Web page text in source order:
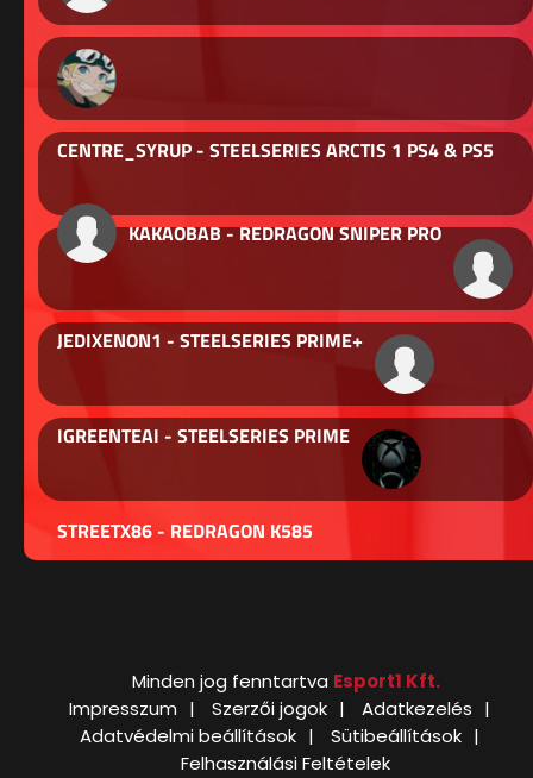
CENTRE_SYRUP - STEELSERIES ARCTIS 1 PS4 & PS5
KAKAOBAB - REDRAGON SNIPER PRO
JEDIXENON1 - STEELSERIES PRIME+
IGREENTEAI - STEELSERIES PRIME
STREETX86 - REDRAGON K585
Minden jog fenntartva Esport1 Kft.
Impresszum
Szerzői jogok
Adatkezelés
Adatvédelmi beállítások
Sütibeállítások
Felhasználási Feltételek